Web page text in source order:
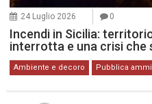
24 Luglio 2026 0
Incendi in Sicilia:
interrotta e una crisi che
Ambiente e decoro Pubblica